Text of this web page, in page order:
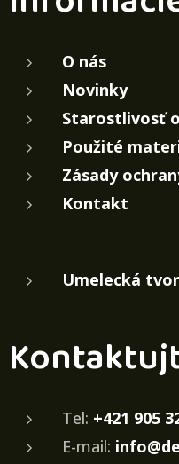
O nás
Novinky
Starostlivosť
Použité
Zásady
Kontakt
Umelecká
Tel: +421 905
E-mail: